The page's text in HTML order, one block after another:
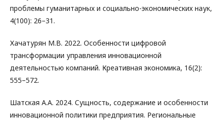
проблемы гуманитарных и социально-экономических наук,
4(100): 26–31.
Хачатурян М.В. 2022. Особенности цифровой
трансформации управления инновационной
деятельностью компаний. Креативная экономика, 16(2):
555–572.
Шатская А.А. 2024. Сущность, содержание и особенности
инновационной политики предприятия. Региональные